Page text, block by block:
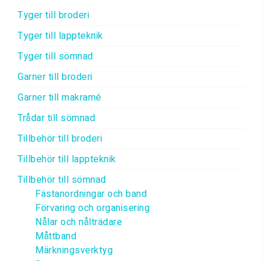
Tyger till broderi
Tyger till lappteknik
Tyger till sömnad
Garner till broderi
Garner till makramé
Trådar till sömnad
Tillbehör till broderi
Tillbehör till lappteknik
Tillbehör till sömnad
Fästanordningar och band
Förvaring och organisering
Nålar och nålträdare
Måttband
Märkningsverktyg